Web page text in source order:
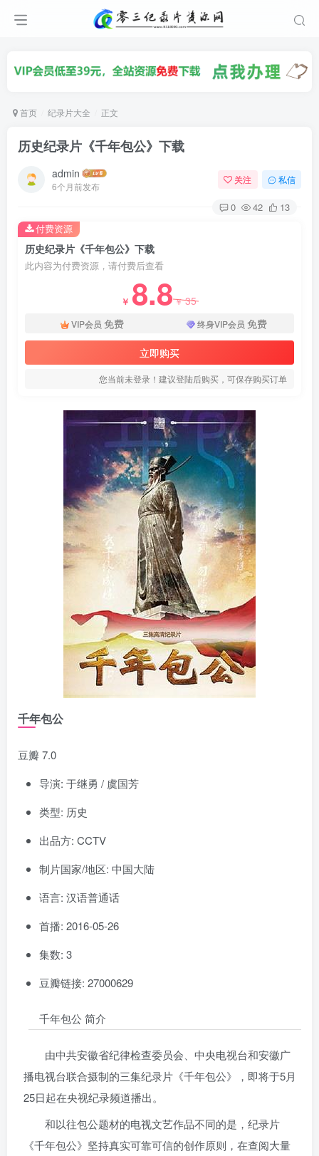
首页 纪录片大全 正文
历史纪录片《千年包公》下载
admin
6个月前发布
关注 私信
0 42 13
历史纪录片《千年包公》下载
此内容为付费资源，请付费后查看
￥ 8.8￥35
VIP会员 免费 终身VIP会员 免费
立即购买
您当前未登录！建议登陆后购买，可保存购买订单
付费资源
千年包公
豆瓣 7.0
导演: 于继勇 / 虞国芳
类型: 历史
出品方: CCTV
制片国家/地区: 中国大陆
语言: 汉语普通话
首播: 2016-05-26
集数: 3
豆瓣链接: 27000629
千年包公 简介
由中共安徽省纪律检查委员会、中央电视台和安徽广
播电视台联合摄制的三集纪录片《千年包公》，即将于5月
25日起在央视纪录频道播出。
和以往包公题材的电视文艺作品不同的是，纪录片
《千年包公》坚持真实可靠可信的创作原则，在查阅大量